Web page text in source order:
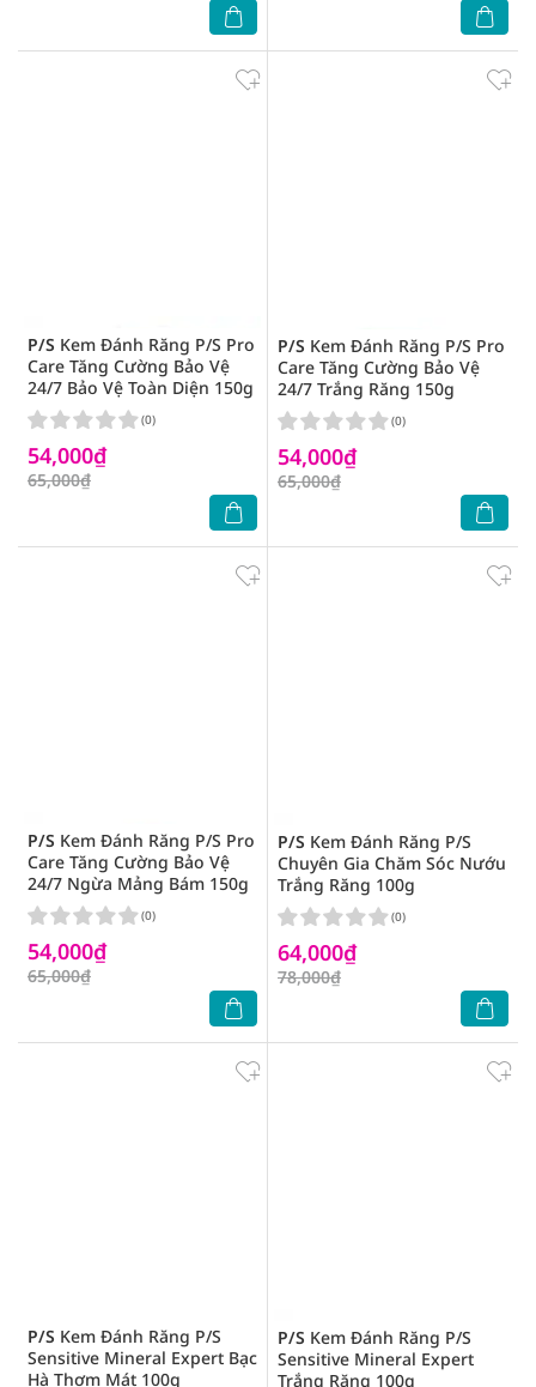
P/S Kem Đánh Răng P/S Pro
Care Tăng Cường Bảo Vệ
24/7 Bảo Vệ Toàn Diện 150g
54,000₫
65,000₫
(0)
P/S Kem Đánh Răng P/S Pro
Care Tăng Cường Bảo Vệ
24/7 Trắng Răng 150g
54,000₫
65,000₫
(0)
P/S Kem Đánh Răng P/S Pro
Care Tăng Cường Bảo Vệ
24/7 Ngừa Mảng Bám 150g
54,000₫
65,000₫
(0)
P/S Kem Đánh Răng P/S
Chuyên Gia Chăm Sóc Nướu
Trắng Răng 100g
64,000₫
78,000₫
(0)
P/S Kem Đánh Răng P/S
Sensitive Mineral Expert Bạc
Hà Thơm Mát 100g
P/S Kem Đánh Răng P/S
Sensitive Mineral Expert
Trắng Răng 100g